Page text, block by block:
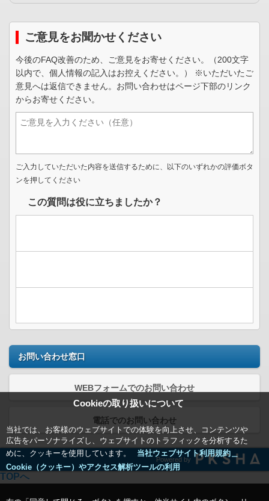
Cookieの取り扱いについて
当社では、お客様のウェブサイトでの体験を向上させ、コンテンツや
広告をパーソナライズし、ウェブサイトのトラフィックを分析するた
めに、クッキーを使用しています。
当社ウェブサイト利用規約＿
Cookie（クッキー）やアクセス解析ツールの利用
ご意見をお聞かせください
今後のFAQ改善のため、ご意見をお寄せください。（200文字
以内で、個人情報の記入はお控えください。） ※いただいたご
意見へは返信できません。お問い合わせはページ下部のリンク
からお寄せください。
ご入力していただいた内容を送信するために、以下のいずれかの評価ボタ
ンを押してください
この質問は役に立ちましたか？
お問い合わせ窓口
WEBフォームでのお問い合わせ
電話でのお問い合わせ
Powered by
TOPへ